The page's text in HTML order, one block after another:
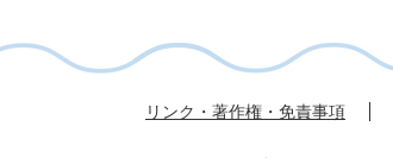
リンク・著作権・免責事項